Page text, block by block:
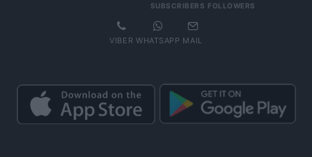
SUBSCRIBERS FOLLOWERS
VIBER WHATSAPP MAIL